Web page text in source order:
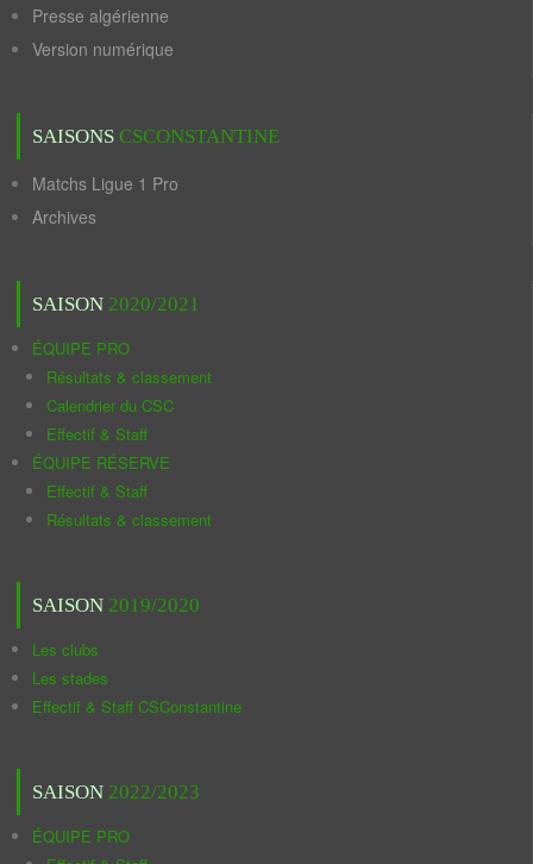
Presse algérienne
Version numérique
SAISONS CSCONSTANTINE
Matchs Ligue 1 Pro
Archives
SAISON 2020/2021
ÉQUIPE PRO
Résultats & classement
Calendrier du CSC
Effectif & Staff
ÉQUIPE RÉSERVE
Effectif & Staff
Résultats & classement
SAISON 2019/2020
Les clubs
Les stades
Effectif & Staff CSConstantine
SAISON 2022/2023
ÉQUIPE PRO